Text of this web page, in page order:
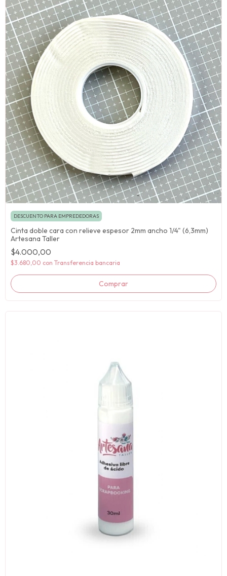
DESCUENTO PARA EMPREDEDORAS
Cinta doble cara con relieve espesor 2mm ancho 1/4" (6,3mm)
Artesana Taller
$4.000,00
$3.680,00 con Transferencia bancaria